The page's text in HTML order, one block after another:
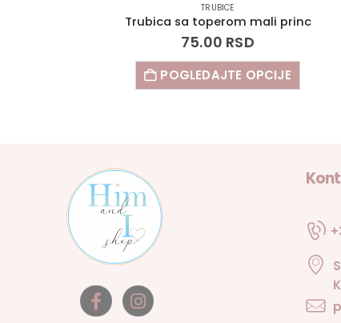
TRUBICE
Trubica sa toperom mali princ
75.00 RSD
POGLEDAJTE OPCIJE